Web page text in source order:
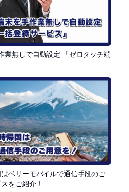
業無しで自動設定 「ゼロタッチ端
ベリーモバイルで通信手段のご
をご紹介！